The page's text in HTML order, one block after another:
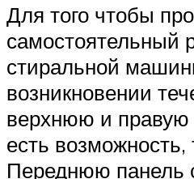
Для того чтобы
самостоятельный
стиральной
возникновении
верхнюю и правую
есть
Переднюю панель